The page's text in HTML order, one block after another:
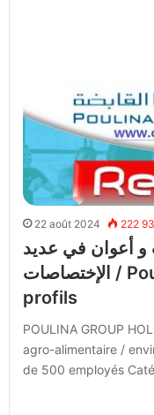
22 août 2024 222
و أعوان في عديد
الإختصاصات / Poulina Recrute plusieurs
profils
POULINA GROUP
agro-alimentaire /
de 500 employés